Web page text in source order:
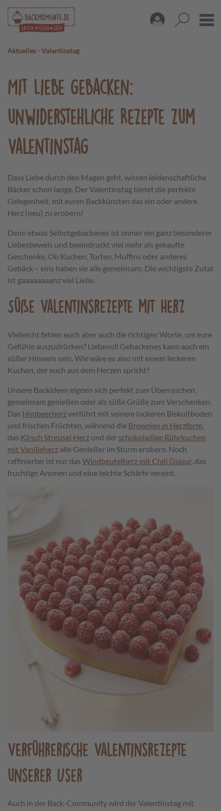
Aktuelles -Valentinstag
Mit Liebe gebacken:
unwiderstehliche Rezepte zum
Valentinstag
Dass Liebe durch den Magen geht, wissen leidenschaftliche
Bäcker schon lange. Der Valentinstag bietet die perfekte
Gelegenheit, mit euren Backkünsten das ein oder andere
Herz (neu) zu erobern!
Denn etwas Selbstgebackenes ist immer ein ganz besonderer
Liebesbeweis und beeindruckt viel mehr als gekaufte
Geschenke. Ob Kuchen, Torten, Muffins oder anderes
Gebäck – eins haben sie alle gemeinsam: Die wichtigste Zutat
ist gaaaaaaaanz viel Liebe.
Süße Valentinsrezepte mit Herz
Vielleicht fehlen euch aber auch die richtigen Worte, um eure
Gefühle auszudrücken? Liebevoll Gebackenes kann auch ein
süßer Hinweis sein. Wie wäre es also mit einem leckeren
Kuchen, der euch aus dem Herzen spricht?
Unsere Backideen eignen sich perfekt zum Überraschen,
gemeinsam genießen oder als süße Grüße zum Verschenken.
Das Himbeerherzverführt mit seinem lockeren Biskuitboden
und frischen Früchten, während die Brownies in Herzform
das Kirsch Streusel Herz und der schokoladige Rührkuchen
mit Vanilleherz alle Genießer im Sturm erobern. Noch
raffinierter ist nur das Windbeutelherz mit Chili Glasur, das
fruchtige Aromen und eine leichte Schärfe vereint.
Verführerische Valentinsrezepte
unserer User
Auch in der Back-Community wird der Valentinstag mit